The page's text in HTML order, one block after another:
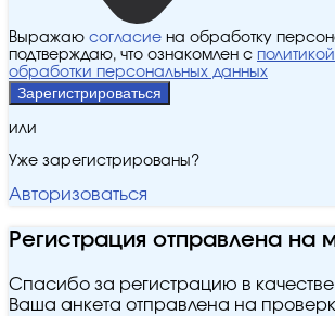
Выражаю согласие на обработку
подтверждаю, что ознакомлен с
обработки персональных данных
Зарегистрироваться
или
Уже зарегистрированы?
Авторизоваться
Регистрация отправлена
Спасибо за регистрацию в качестве
Ваша анкета отправлена на